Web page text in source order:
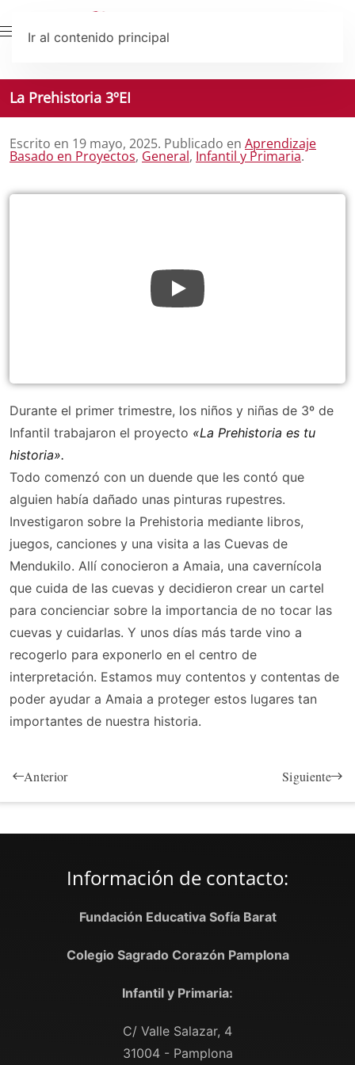
Ir al contenido principal
La Prehistoria 3ºEI
Escrito en 19 mayo, 2025. Publicado en Aprendizaje
Basado en Proyectos, General, Infantil y Primaria.
Durante el primer trimestre, los niños y niñas de 3º de
Infantil trabajaron el proyecto «La Prehistoria es tu
historia».
Todo comenzó con un duende que les contó que
alguien había dañado unas pinturas rupestres.
Investigaron sobre la Prehistoria mediante libros,
juegos, canciones y una visita a las Cuevas de
Mendukilo. Allí conocieron a Amaia, una cavernícola
que cuida de las cuevas y decidieron crear un cartel
para concienciar sobre la importancia de no tocar las
cuevas y cuidarlas. Y unos días más tarde vino a
recogerlo para exponerlo en el centro de
interpretación. Estamos muy contentos y contentas de
poder ayudar a Amaia a proteger estos lugares tan
importantes de nuestra historia.
Anterior Siguiente
Información de contacto:
Fundación Educativa Sofía Barat
Colegio Sagrado Corazón Pamplona
Infantil y Primaria:
C/ Valle Salazar, 4
31004 - Pamplona